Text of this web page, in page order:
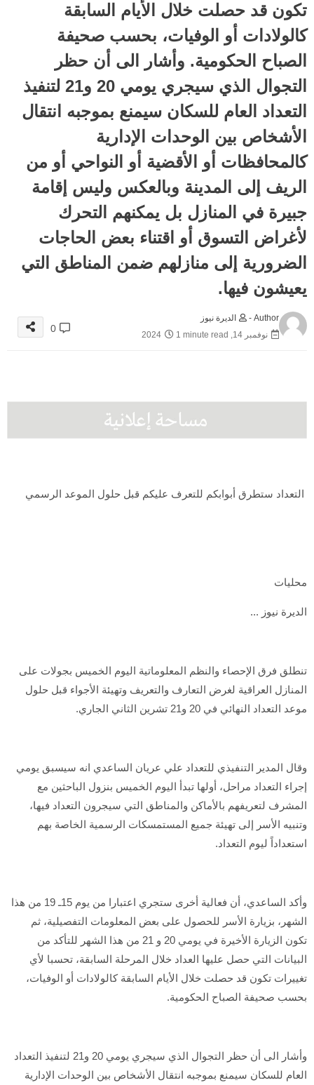
تكون قد حصلت خلال الأيام السابقة
كالولادات أو الوفيات، بحسب صحيفة
الصباح الحكومية. وأشار الى أن حظر
التجوال الذي سيجري يومي 20 و21 لتنفيذ
التعداد العام للسكان سيمنع بموجبه انتقال
الأشخاص بين الوحدات الإدارية
كالمحافظات أو الأقضية أو النواحي أو من
الريف إلى المدينة وبالعكس وليس إقامة
جبيرة في المنازل بل يمكنهم التحرك
لأغراض التسوق أو اقتناء بعض الحاجات
الضرورية إلى منازلهم ضمن المناطق التي
يعيشون فيها.
Author -
الديرة نيوز
نوفمبر 14, 2024
1 minute read
0
التعداد ستطرق أبوابكم للتعرف عليكم قبل حلول الموعد الرسمي
محليات
الديرة نيوز ...
تنطلق فرق الإحصاء والنظم المعلوماتية اليوم الخميس بجولات على
المنازل العراقية لغرض التعارف والتعريف وتهيئة الأجواء قبل حلول
موعد التعداد النهائي في 20 و21 تشرين الثاني الجاري.
وقال المدير التنفيذي للتعداد علي عريان الساعدي انه سيسبق يومي
إجراء التعداد مراحل، أولها تبدأ اليوم الخميس بنزول الباحثين مع
المشرف لتعريفهم بالأماكن والمناطق التي سيجرون التعداد فيها،
وتنبيه الأسر إلى تهيئة جميع المستمسكات الرسمية الخاصة بهم
استعداداً ليوم التعداد.
وأكد الساعدي، أن فعالية أخرى ستجري اعتبارا من يوم 15ـ 19 من هذا
الشهر، بزيارة الأسر للحصول على بعض المعلومات التفصيلية، ثم
تكون الزيارة الأخيرة في يومي 20 و 21 من هذا الشهر للتأكد من
البيانات التي حصل عليها العداد خلال المرحلة السابقة، تحسبا لأي
تغييرات تكون قد حصلت خلال الأيام السابقة كالولادات أو الوفيات،
بحسب صحيفة الصباح الحكومية.
وأشار الى أن حظر التجوال الذي سيجري يومي 20 و21 لتنفيذ التعداد
العام للسكان سيمنع بموجبه انتقال الأشخاص بين الوحدات الإدارية